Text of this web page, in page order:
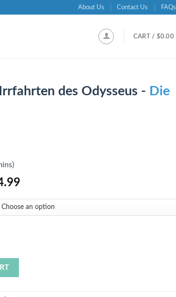
About Us Contact Us FAQs
CART / $0.00
des Odysseus - Die